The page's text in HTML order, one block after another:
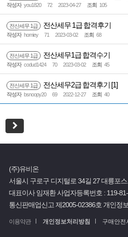
작성자 you1820 72 2023-04-27 조회 105
전산세무 1급 전산세무 1급 합격후기
작성자 homiey 71 2023-03-02 조회 68
전산세무 1급 전산세무1급 합격수기
작성자 codud1424 70 2023-03-02 조회 45
전산세무 1급 전산세무2급 합격후기 [1]
작성자 bsnoopy20 69 2022-12-27 조회 40
(주)유비온
서울시 구로구 디지털로 34길 27 대륭포
대표이사 임재환 사업자등록번호 : 119-
통신판매업신고 제2005-02386호 개인정
이용약관 개인정보처리방침 구매안전